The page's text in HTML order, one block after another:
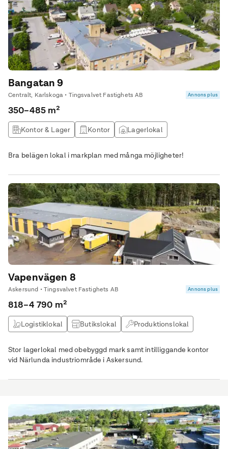
Bangatan 9
Centralt, Karlskoga • Tingsvalvet Fastighets AB Annons plus
350–485 m²
Kontor & Lager Kontor
Lagerlokal
Bra belägen lokal i markplan med många möjligheter!
Vapenvägen 8
Askersund • Tingsvalvet Fastighets AB Annons plus
818–4 790 m²
Logistiklokal Butikslokal
Produktionslokal
Stor lagerlokal med obebyggd mark samt intilliggande kontor
vid Närlunda industriområde i Askersund.